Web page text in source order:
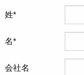
姓
名
会社名